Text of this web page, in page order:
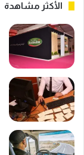
الأكثر مشاهدة